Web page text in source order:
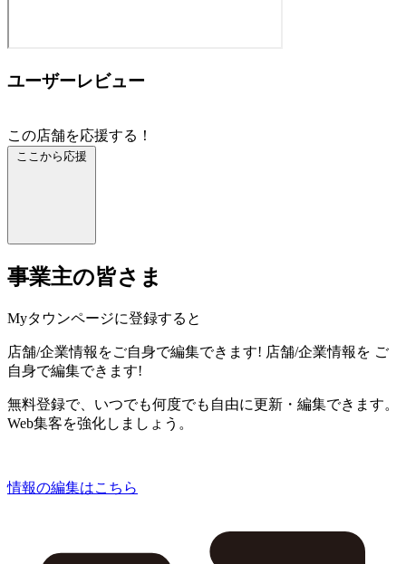
ユーザーレビュー
この店舗を応援する！
ここから応援
事業主の皆さま
Myタウンページに登録すると
店舗/企業情報をご自身で編集できます! 店舗/企業情報を ご
自身で編集できます!
無料登録で、いつでも何度でも自由に更新・編集できます。
Web集客を強化しましょう。
情報の編集はこちら